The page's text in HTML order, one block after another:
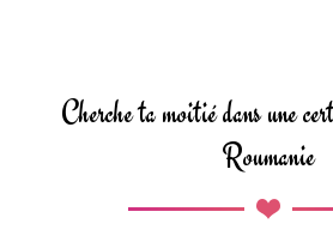
Cherche ta moitié dans une
Roumanie